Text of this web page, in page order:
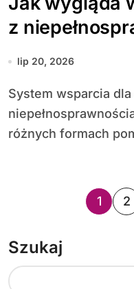
z
lip 20, 2026
System wsparcia dla osób z
różnych formach
S1 2
Szukaj